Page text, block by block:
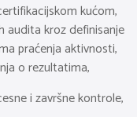
kućom,
audita kroz definisanje
praćenja aktivnosti,
o rezultatima,
i završne kontrole,